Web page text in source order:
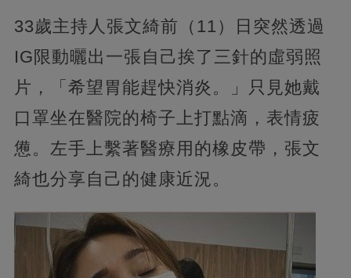
33歲主持人張文綺前（11）日突然透過
IG限動曬出一張自己挨了三針的虛弱照
片，「希望胃能趕快消炎。」只見她戴
口罩坐在醫院的椅子上打點滴，表情疲
憊。左手上繫著醫療用的橡皮帶，張文
綺也分享自己的健康近況。